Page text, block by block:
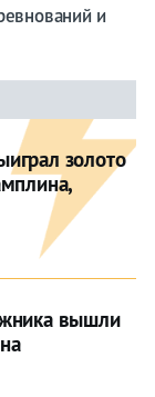
и
золото
вышли